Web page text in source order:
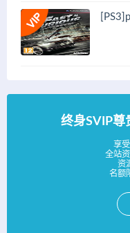
终身SVIP尊
享
全站
资
名额